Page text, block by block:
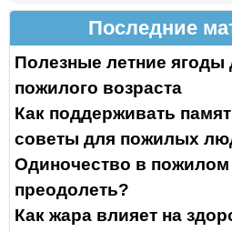
Последние
Полезные летние
пожилого возраста
Как поддерживать
советы для пожилых
Одиночество в пожилом
преодолеть?
Как жара влияет на